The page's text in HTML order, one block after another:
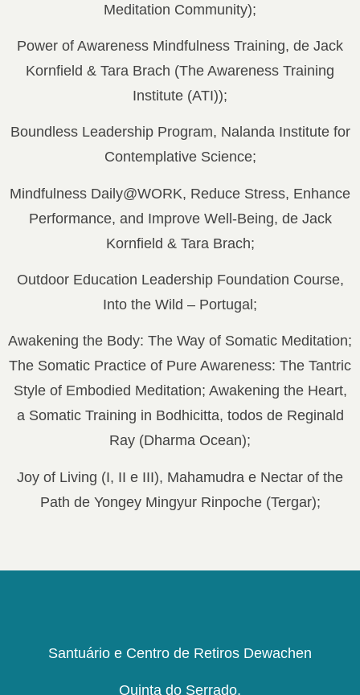
Meditation Community);
Power of Awareness Mindfulness Training, de Jack
Kornfield & Tara Brach (The Awareness Training
Institute (ATI));
Boundless Leadership Program, Nalanda Institute for
Contemplative Science;
Mindfulness Daily@WORK, Reduce Stress, Enhance
Performance, and Improve Well-Being, de Jack
Kornfield & Tara Brach;
Outdoor Education Leadership Foundation Course,
Into the Wild – Portugal;
Awakening the Body: The Way of Somatic Meditation;
The Somatic Practice of Pure Awareness: The Tantric
Style of Embodied Meditation; Awakening the Heart,
a Somatic Training in Bodhicitta, todos de Reginald
Ray (Dharma Ocean);
Joy of Living (I, II e III), Mahamudra e Nectar of the
Path de Yongey Mingyur Rinpoche (Tergar);
Santuário e Centro de Retiros Dewachen
Quinta do Serrado,